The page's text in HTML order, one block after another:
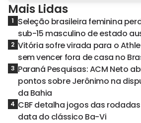
Mais Lidas
1 Seleção brasileira feminina
sub-15 masculino de estado
2 Vitória sofre virada para o
sem vencer fora de casa no
3 Paraná Pesquisas: ACM Neto
pontos sobre Jerônimo na
da Bahia
4 CBF detalha jogos das rodadas
data do clássico Ba-Vi